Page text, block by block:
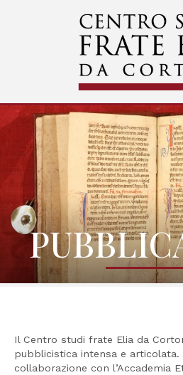
Il Centro studi frate Elia da
pubblicistica intensa e articolata.
collaborazione con l’Accademia